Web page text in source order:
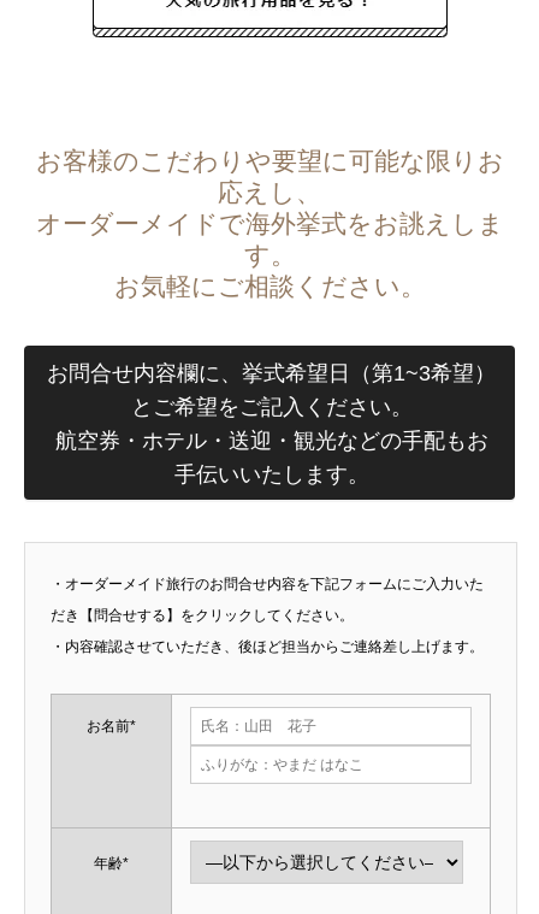
お客様のこだわりや要望に可能な限りお
応えし、
オーダーメイドで海外挙式をお誂えしま
す。
お気軽にご相談ください。
お問合せ内容欄に、挙式希望日（第1~3希望）
とご希望をご記入ください。
航空券・ホテル・送迎・観光などの手配もお
手伝いいたします。
・オーダーメイド旅行のお問合せ内容を下記フォームにご入力いた
だき【問合せする】をクリックしてください。
・内容確認させていただき、後ほど担当からご連絡差し上げます。
お名前*
年齢*